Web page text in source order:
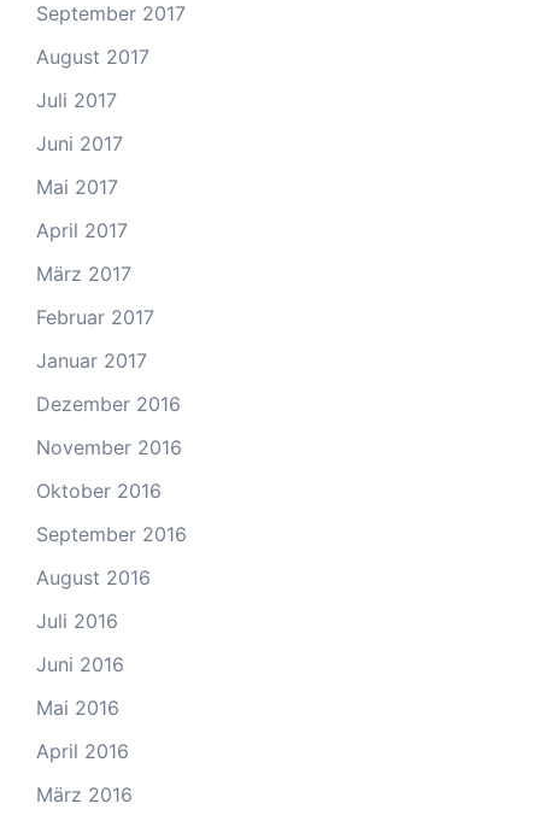
September 2017
August 2017
Juli 2017
Juni 2017
Mai 2017
April 2017
März 2017
Februar 2017
Januar 2017
Dezember 2016
November 2016
Oktober 2016
September 2016
August 2016
Juli 2016
Juni 2016
Mai 2016
April 2016
März 2016